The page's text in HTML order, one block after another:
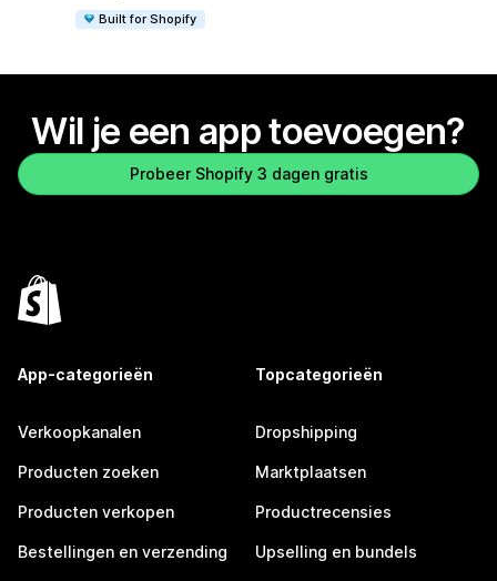
Built for Shopify
Wil je een app toevoegen?
Probeer Shopify 3 dagen gratis
App-categorieën
Verkoopkanalen
Producten zoeken
Producten verkopen
Bestellingen en verzending
Topcategorieën
Dropshipping
Marktplaatsen
Productrecensies
Upselling en bundels